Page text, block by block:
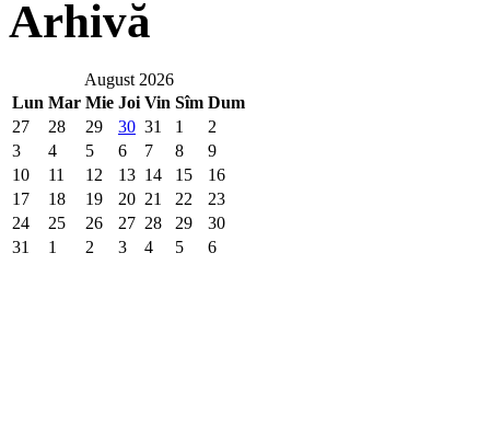
Arhivă
August 2026
Lun Mar Mie Joi Vin Sîm Dum
27
28 29 30 31 1
2
3
4 5 6 7 8
9
10
11 12 13 14 15
16
17
18 19 20 21 22
23
24
25 26 27 28 29
30
31
1 2 3 4 5 6